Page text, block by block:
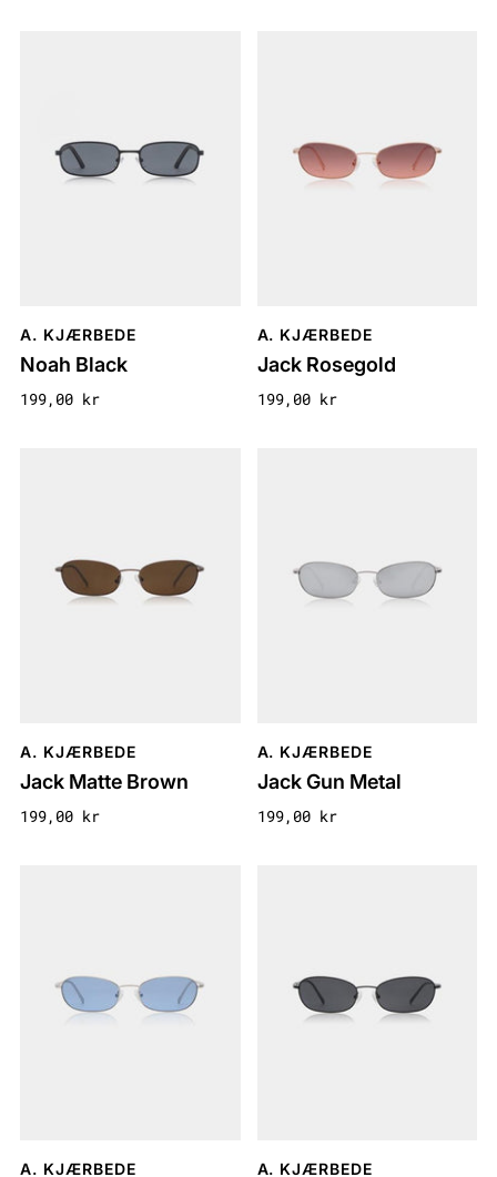
A. KJÆRBEDE
Noah Black
199,00 kr
A. KJÆRBEDE
Jack Rosegold
199,00 kr
A. KJÆRBEDE
Jack Matte Brown
199,00 kr
A. KJÆRBEDE
Jack Gun Metal
199,00 kr
A. KJÆRBEDE A. KJÆRBEDE